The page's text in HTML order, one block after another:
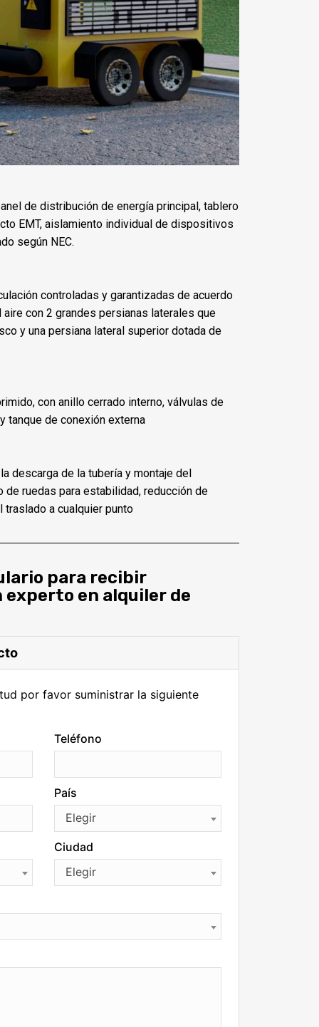
de distribución de energía principal, tablero
EMT, aislamiento individual de dispositivos
según NEC.
controladas y garantizadas de acuerdo
con 2 grandes persianas laterales que
y una persiana lateral superior dotada de
con anillo cerrado interno, válvulas de
tanque de conexión externa
descarga de la tubería y montaje del
de ruedas para estabilidad, reducción de
a cualquier punto
para recibir
en alquiler de